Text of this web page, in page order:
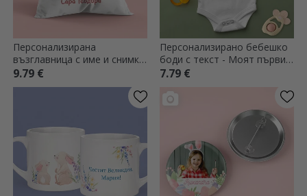
Персонализирана
възглавница с име и снимка
- Весела Великден!
9.79 €
Персонализирано бебешко
боди с текст - Моят първи
Великден
7.79 €